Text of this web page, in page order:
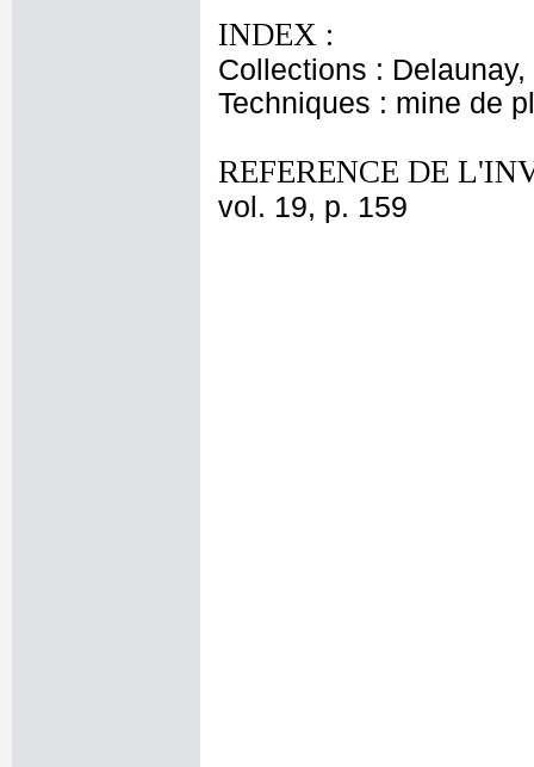
INDEX :
Collections : Delaunay,
Techniques : mine de
REFERENCE DE
vol. 19, p. 159